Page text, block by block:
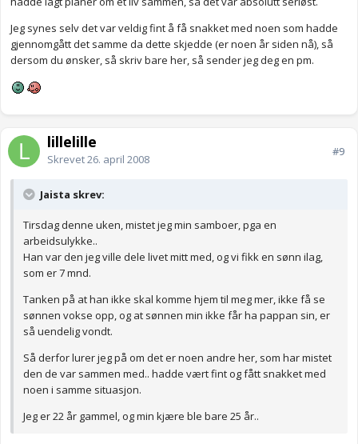
Jeg synes selv det var veldig fint å få snakket med noen som hadde
gjennomgått det samme da dette skjedde (er noen år siden nå), så
dersom du ønsker, så skriv bare her, så sender jeg deg en pm.
lillelille
Skrevet26. april 2008
#9
Jaista skrev:
Tirsdag denne uken, mistet jeg min samboer, pga en
arbeidsulykke..
Han var den jeg ville dele livet mitt med, og vi fikk en sønn ilag,
som er 7 mnd.
Tanken på at han ikke skal komme hjem til meg mer, ikke få se
sønnen vokse opp, og at sønnen min ikke får ha pappan sin, er
så uendelig vondt.
Så derfor lurer jeg på om det er noen andre her, som har mistet
den de var sammen med.. hadde vært fint og fått snakket med
noen i samme situasjon.
Jeg er 22 år gammel, og min kjære ble bare 25 år..